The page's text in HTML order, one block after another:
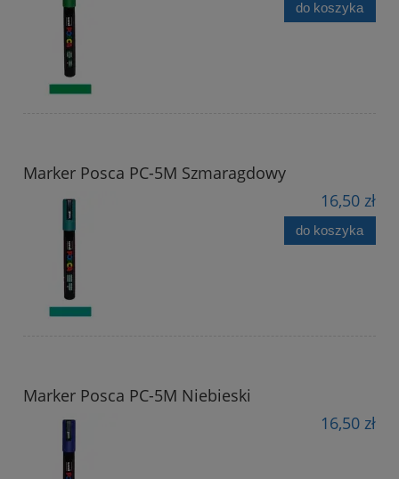
do koszyka
Marker Posca PC-5M Szmaragdowy
16,50 zł
do koszyka
Marker Posca PC-5M Niebieski
16,50 zł